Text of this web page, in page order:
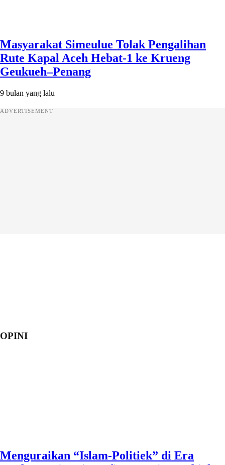
Masyarakat Simeulue Tolak Pengalihan
Rute Kapal Aceh Hebat-1 ke Krueng
Geukueh–Penang
9 bulan yang lalu
ADVERTISEMENT
OPINI
Menguraikan “Islam-Politiek” di Era